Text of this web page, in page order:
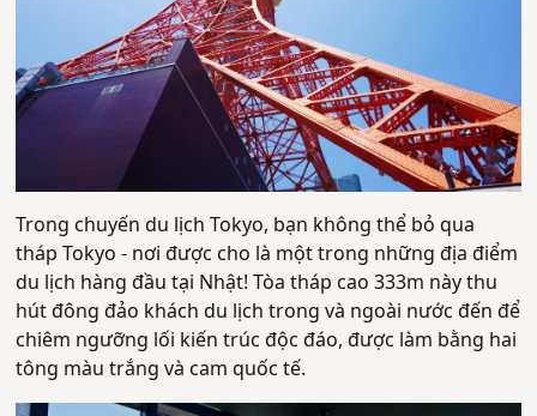
Trong chuyến du lịch Tokyo, bạn không thể bỏ qua
tháp Tokyo - nơi được cho là một trong những địa điểm
du lịch hàng đầu tại Nhật! Tòa tháp cao 333m này thu
hút đông đảo khách du lịch trong và ngoài nước đến để
chiêm ngưỡng lối kiến trúc độc đáo, được làm bằng hai
tông màu trắng và cam quốc tế.